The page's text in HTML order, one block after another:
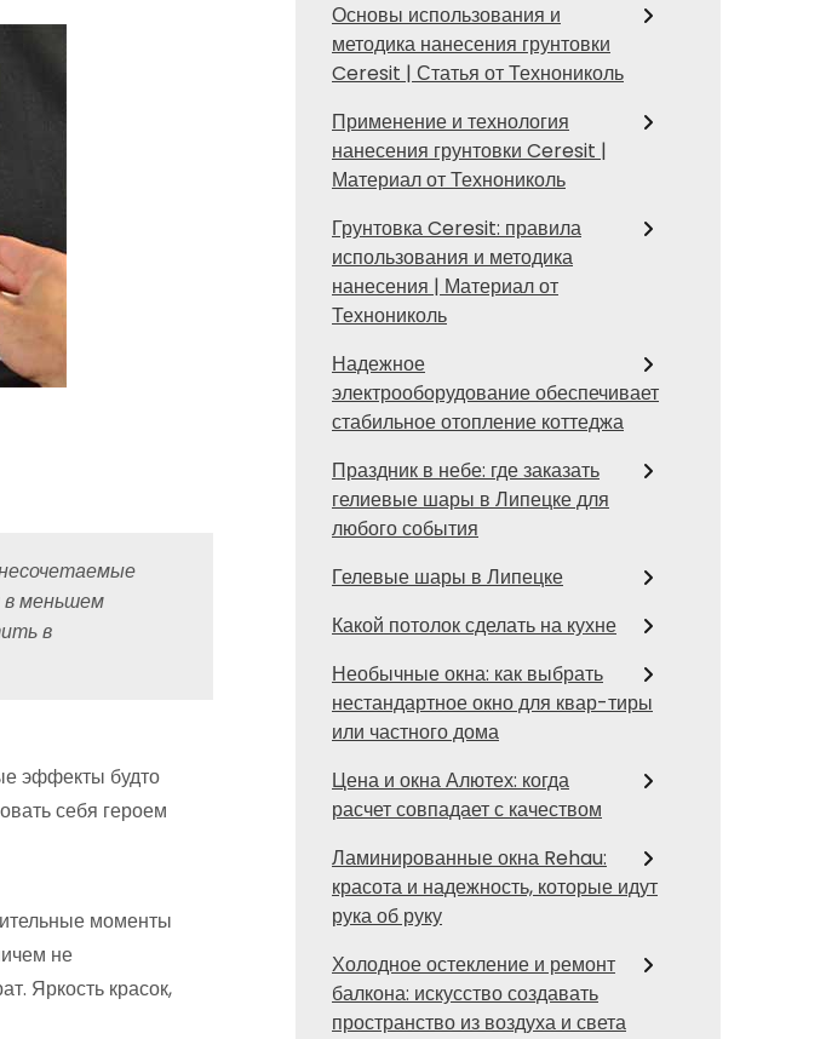
в меньшем
в
эффекты будто
себя героем
моменты
не
Яркость красок,
Основы использования и
методика нанесения грунтовки
Ceresit | Статья от Технониколь
Применение и технология
нанесения грунтовки Ceresit |
Материал от Технониколь
Грунтовка Ceresit: правила
использования и методика
нанесения | Материал от
Технониколь
Надежное
электрооборудование обеспечивает
стабильное отопление коттеджа
Праздник в небе: где заказать
гелиевые шары в Липецке для
любого события
Гелевые шары в Липецке
Какой потолок сделать на кухне
Необычные окна: как выбрать
нестандартное окно для квар-тиры
или частного дома
Цена и окна Алютех: когда
расчет совпадает с качеством
Ламинированные окна Rehau:
красота и надежность, которые идут
рука об руку
Холодное остекление и ремонт
балкона: искусство создавать
пространство из воздуха и света